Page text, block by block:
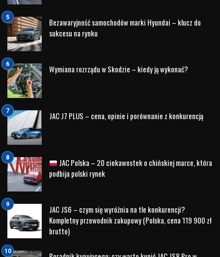
Gdzie pod bacznym okiem instruktorów odkrywali pełnię
możliwości swojegoHyundai i30N
Limited.